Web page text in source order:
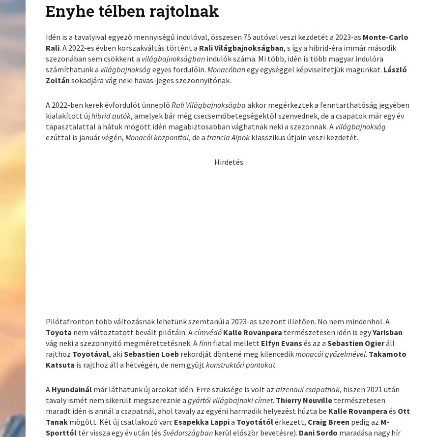
Enyhe télben rajtolnak
Idén is a tavalyival egyező mennyiségű indulóval, összesen 75 autóval veszi kezdetét a 2023-as Monte-Carlo
Rali. A 2022-es évben korszakváltás történt a Rali Világbajnokságban, s így a hibrid-éra immár második
szezonában sem csökkent a világbajnokságban indulók száma. Mi több, idén is több magyar indulóra
számíthatunk a világbajnokságegyes fordulóin.Monacóbanegy egységgel képviseltetjük magunkat. László
Zoltán sokadjára vág neki havas-jeges szezonnyitónak.
A 2022-ben kerek évfordulót ünneplőRali Világbajnokságba akkor megérkeztek a fenntarthatóság jegyében
kialakított újhibrid autók, amelyek bár még csecsemőbetegségektől szenvednek, de a csapatok már egy év
tapasztalattal a hátuk mögött idén magabiztosabban vághatnak neki a szezonnak. A világbajnokság
ezúttal is január végén,Monacói központtal, de afrancia Alpok klasszikus útjain veszi kezdetét.
Hirdetés
Pilótafronton több változásnak lehetünk szemtanúi a 2023-as szezont illetően. No nem mindenhol. A
Toyota nem változtatott bevált pilótáin. AcímvédőKalle Rovanpera természetesen idén is egyYarisban
vág neki a szezonnyitó megmérettetésnek. Afinn fiatal mellett Elfyn Evans és az aSebastien Ogieráll
rajthoz Toyotával, akiSebastien Loeb rekordját döntené meg kilencedikmonacói győzelmével. Takamoto
Katsuta is rajthoz áll a hétvégén, de nem gyűjtkonstruktőri pontokat.
A Hyundainál már láthatunk új arcokat idén. Erre szüksége is volt azalzenaui csapatnak, hiszen 2021 után
tavaly ismét nem sikerült megszereznie agyártói világbajnoki címet. Thierry Neuville természetesen
maradt idén is annál a csapatnál, ahol tavaly az egyéni harmadik helyezést húzta be Kalle Rovanpera és Ott
Tanak mögött. Két új csatlakozó van: Esapekka Lappia Toyotátólérkezett, Craig Breen pedig az M-
Sporttól tér vissza egy év után (ésSvédországban kerül először bevetésre). Dani Sordo maradása nagy hír